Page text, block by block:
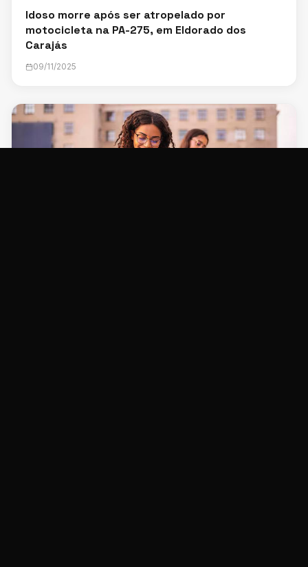
Idoso morre após ser atropelado por
motocicleta na PA-275, em Eldorado dos
Carajás
09/11/2025